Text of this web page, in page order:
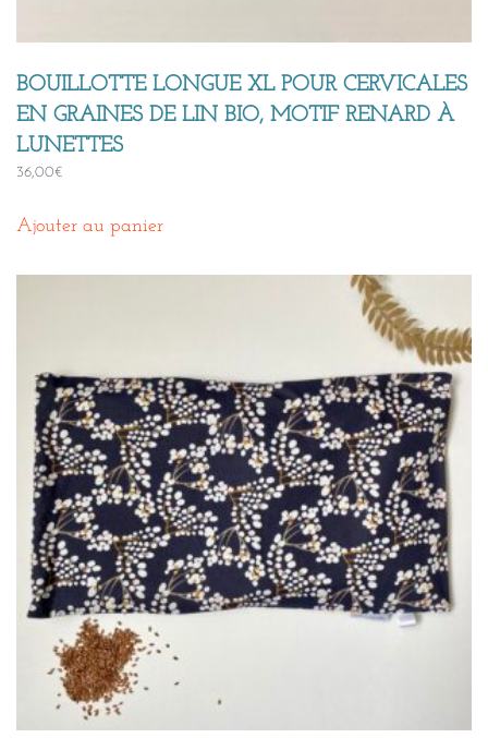
BOUILLOTTE LONGUE XL POUR CERVICALES
EN GRAINES DE LIN BIO, MOTIF RENARD À
LUNETTES
36,00€
Ajouter au panier